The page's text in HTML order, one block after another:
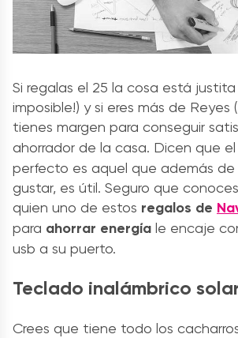
Si regalas el 25 la cosa está justita
imposible!) y si eres más de Reyes
tienes margen para conseguir
ahorrador de la casa. Dicen que el
perfecto es aquel que además de
gustar, es útil. Seguro que
quien uno de estos regalos de
para ahorrar energía le encaje
usb a su puerto.
Teclado inalámbrico
Crees que tiene todo los